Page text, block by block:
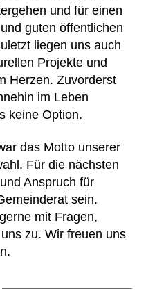
und für einen
guten öffentlichen
liegen uns auch
Projekte und
Herzen. Zuvorderst
im Leben
keine Option.
das Motto unserer
Für die nächsten
Anspruch für
sein.
mit Fragen,
zu. Wir freuen uns